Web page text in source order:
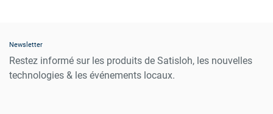
Newsletter
Restez informé sur les produits de Satisloh, les nouvelles
technologies & les événements locaux.